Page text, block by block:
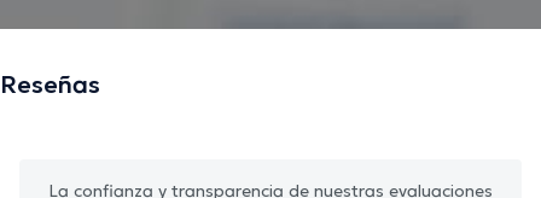
Reseñas
La confianza y transparencia de nuestras evaluaciones